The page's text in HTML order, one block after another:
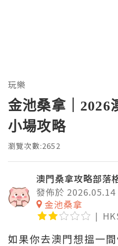
玩樂
金池桑拿｜2026
小場攻略
瀏覽次數:2652
澳門桑拿攻略部落
發佈於 2026.05.14
金池桑拿
如果你去澳門想搵一間